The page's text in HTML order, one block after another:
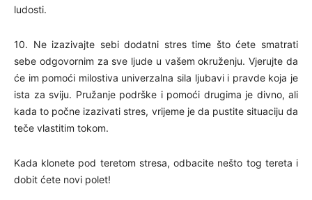
ludosti.
10. Ne izazivajte sebi dodatni stres time što ćete smatrati
sebe odgovornim za sve ljude u vašem okruženju. Vjerujte da
će im pomoći milostiva univerzalna sila ljubavi i pravde koja je
ista za sviju. Pružanje podrške i pomoći drugima je divno, ali
kada to počne izazivati stres, vrijeme je da pustite situaciju da
teče vlastitim tokom.
Kada klonete pod teretom stresa, odbacite nešto tog tereta i
dobit ćete novi polet!